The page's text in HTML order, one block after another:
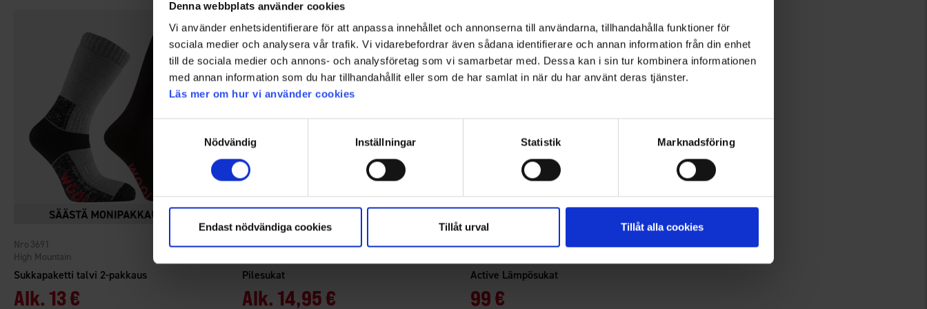
Denna webbplats använder cookies
Vi använder enhetsidentifierare för att anpassa innehållet och annonserna till användarna, tillhandahålla funktioner för
sociala medier och analysera vår trafik. Vi vidarebefordrar även sådana identifierare och annan information från din enhet
till de sociala medier och annons- och analysföretag som vi samarbetar med. Dessa kan i sin tur kombinera informationen
med annan information som du har tillhandahållit eller som de har samlat in när du har använt deras tjänster.
Läs mer om hur vi använder cookies
Nödvändig
Inställningar Statistik Marknadsföring
Endast nödvändiga cookies Tillåt urval Tillåt alla cookies
Sukkapaketti talvi 2-pakkaus
High Mountain
3691
Alk. 13 €
Arvio: 4.5 5:sta tähdestä
Pilesukat
7474
Alk. 14,95 €
Arvio: 3.5 5:sta tähdestä
Active Lämpösukat
7935
99 €